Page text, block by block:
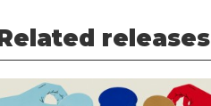
releases